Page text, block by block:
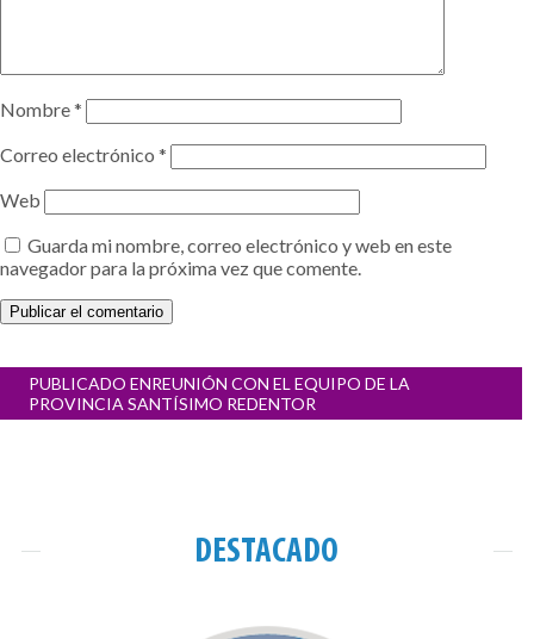
Nombre*
Correo electrónico *
Web
Guarda mi nombre, correo electrónico y web en este
navegador para la próxima vez que comente.
Navegación
entradas
PUBLICADO ENREUNIÓN CON EL EQUIPO DE LA
PROVINCIA SANTÍSIMO REDENTOR
DESTACADO